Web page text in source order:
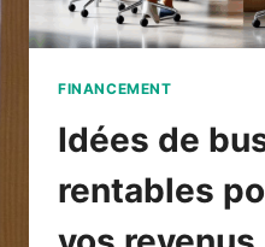
FINANCEMENT
Idées de
rentables